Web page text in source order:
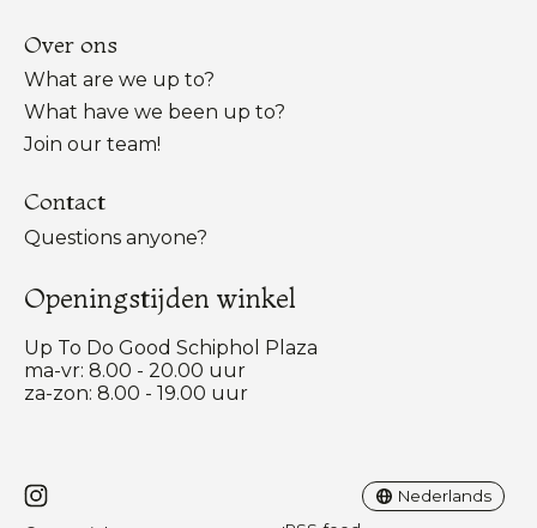
Over ons
What are we up to?
What have we been up to?
Join our team!
Contact
Questions anyone?
Openingstijden winkel
Up To Do Good Schiphol Plaza
ma-vr: 8.00 - 20.00 uur
za-zon: 8.00 - 19.00 uur
Nederlands